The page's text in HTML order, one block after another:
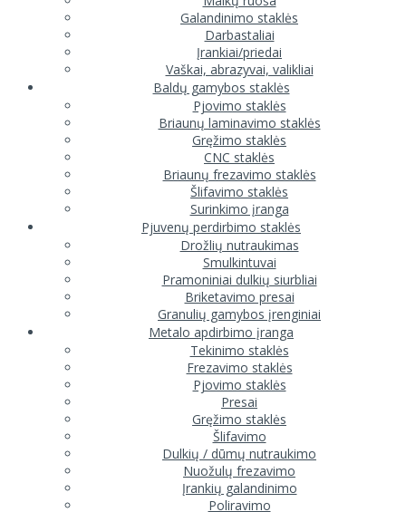
Galandinimo staklės
Darbastaliai
Įrankiai/priedai
Vaškai, abrazyvai, valikliai
Baldų gamybos staklės
Pjovimo staklės
Briaunų laminavimo staklės
Gręžimo staklės
CNC staklės
Briaunų frezavimo staklės
Šlifavimo staklės
Surinkimo įranga
Pjuvenų perdirbimo staklės
Drožlių nutraukimas
Smulkintuvai
Pramoniniai dulkių siurbliai
Briketavimo presai
Granulių gamybos įrenginiai
Metalo apdirbimo įranga
Tekinimo staklės
Frezavimo staklės
Pjovimo staklės
Presai
Gręžimo staklės
Šlifavimo
Dulkių / dūmų nutraukimo
Nuožulų frezavimo
Įrankių galandinimo
Poliravimo